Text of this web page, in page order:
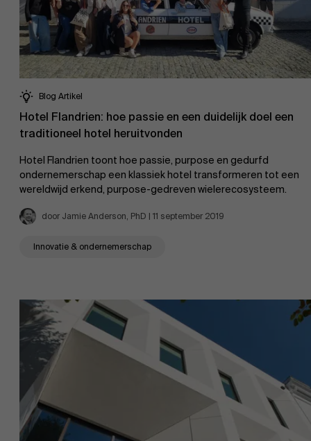
Blog Artikel
Hotel Flandrien: hoe passie en een duidelijk doel een
traditioneel hotel heruitvonden
Hotel Flandrien toont hoe passie, purpose en gedurfd
ondernemerschap een klassiek hotel transformeren tot een
wereldwijd erkend, purpose-gedreven wielerecosysteem.
door Jamie Anderson, PhD | 11 september 2019
Innovatie & ondernemerschap